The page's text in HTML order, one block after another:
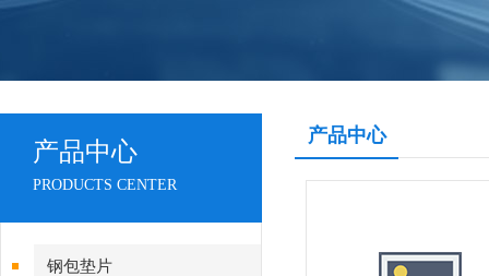
产品中心
PRODUCTS CENTER
钢包垫片
产品中心